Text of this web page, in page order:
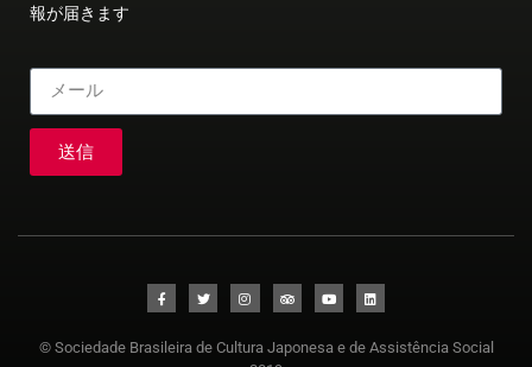
報が届きます
送信
© Sociedade Brasileira de Cultura Japonesa e de Assistência Social